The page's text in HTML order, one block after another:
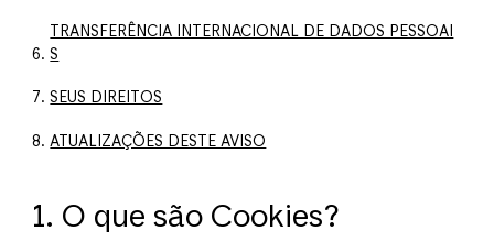
TRANSFERÊNCIA INTERNACIONAL DE DADOS PESSOAI
S
SEUS DIREITOS
ATUALIZAÇÕES DESTE AVISO
1. O que são Cookies?